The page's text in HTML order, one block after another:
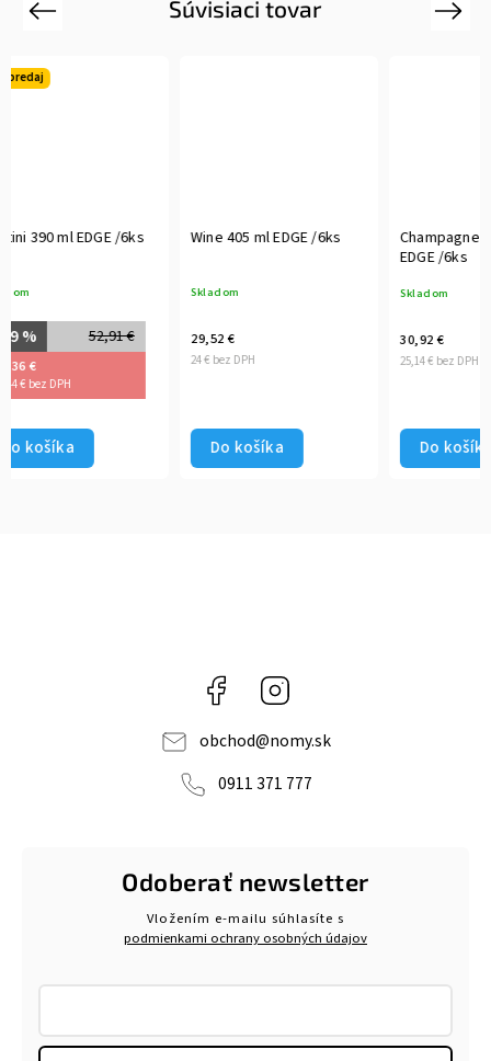
Súvisiaci tovar
Previous
Wine 405 ml EDGE /6ks
Do košíka
Champagne flute 220 ml
25,14 € bez DPH
Do košíka
/6ks
27,72
Next
Facebook
obchod@nomy.sk
0911 371 777
Odoberať newsletter
Vložením e-mailu súhlasíte s
podmienkami ochrany osobných údajov